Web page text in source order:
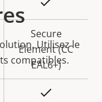
Secure
Element (CC
EAL6+)
Utilisez le
compatibles.